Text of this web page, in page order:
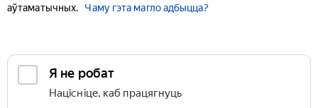
аўтаматычных.
Чаму гэта магло адбыцца?
Я не робат
Націсніце, каб працягнуць